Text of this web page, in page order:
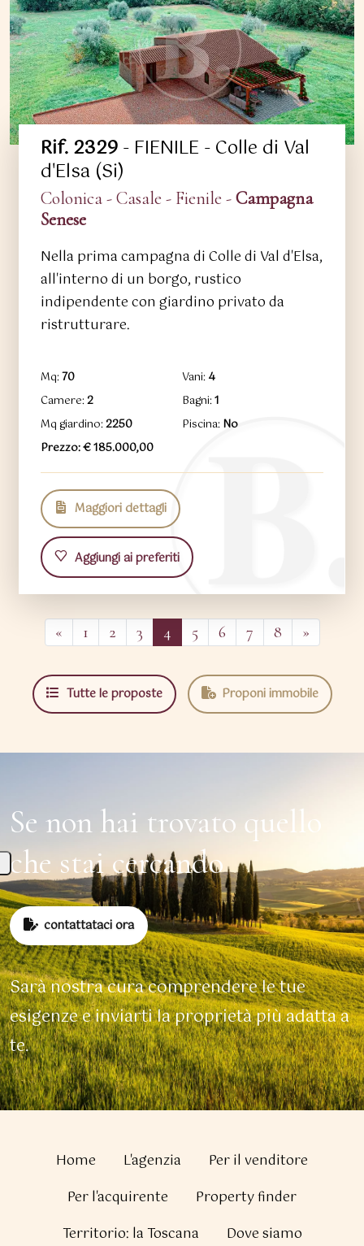
Rif. 2329- FIENILE - Colle di Val
d'Elsa (Si)
Colonica - Casale - Fienile -Campagna
Senese
Nella prima campagna di Colle di Val d'Elsa,
all'interno di un borgo, rustico
indipendente con giardino privato da
ristrutturare.
Mq:70 Vani:4
Camere:2 Bagni:1
Mq giardino:2250 Piscina:No
Prezzo: € 185.000,00
Maggiori dettagli
Aggiungi ai preferiti
« 1 2 3 4 5 6 7 8 »
Tutte le proposte Proponi immobile
Se non hai trovato quello
che stai cercando
contattataci ora
Sarà nostra cura comprendere le tue
esigenze e inviarti la proprietà più adatta a
te.
Home L'agenzia
Per il venditore
Per l'acquirente
Property finder
Territorio: la Toscana
Dove siamo